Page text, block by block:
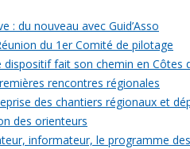
: du nouveau avec Guid’Asso
du 1er Comité de pilotage
dispositif fait son chemin en Côtes
rencontres régionales
des chantiers régionaux et
des orienteurs
informateur, le programme